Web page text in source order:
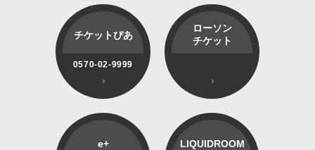
チケットぴあ
0570-02-9999
ローソン
チケット
e+ LIQUIDROOM